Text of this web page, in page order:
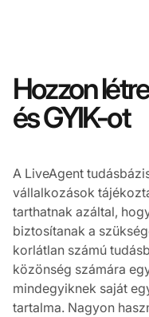
Hozzon
és GYIK-ot
A LiveAgent
vállalkozások
tarthatnak azáltal,
biztosítanak a
korlátlan számú
közönség számára
mindegyiknek saját
tartalma. Nagyon